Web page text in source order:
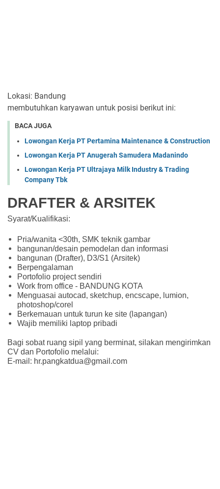
Lokasi: Bandung
membutuhkan karyawan untuk posisi berikut ini:
BACA JUGA
Lowongan Kerja PT Pertamina Maintenance & Construction
Lowongan Kerja PT Anugerah Samudera Madanindo
Lowongan Kerja PT Ultrajaya Milk Industry & Trading
Company Tbk
DRAFTER & ARSITEK
Syarat/Kualifikasi:
Pria/wanita <30th, SMK teknik gambar
bangunan/desain pemodelan dan informasi
bangunan (Drafter), D3/S1 (Arsitek)
Berpengalaman
Portofolio project sendiri
Work from office - BANDUNG KOTA
Menguasai autocad, sketchup, encscape, lumion,
photoshop/corel
Berkemauan untuk turun ke site (lapangan)
Wajib memiliki laptop pribadi
Bagi sobat ruang sipil yang berminat, silakan mengirimkan
CV dan Portofolio melalui:
E-mail: hr.pangkatdua@gmail.com